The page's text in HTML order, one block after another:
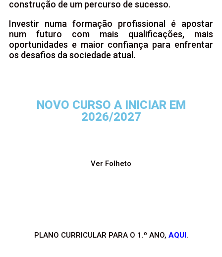
construção de um percurso de sucesso.
Investir numa formação profissional é apostar
num futuro com mais qualificações, mais
oportunidades e maior confiança para enfrentar
os desafios da sociedade atual.
NOVO CURSO A INICIAR EM
2026/2027
Ver Folheto
PLANO CURRICULAR PARA O 1.º ANO, AQUI.